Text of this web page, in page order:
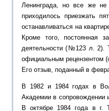
Ленинграда, но все же не
приходилось приезжать
останавливаться на
Кроме того, постоянная
деятельности (№123 л. 2).
официальным рецензентом
Его отзыв, поданный в
В 1982 и 1984 годах в
Академии в сопровождении
В октябре 1984 года в г.